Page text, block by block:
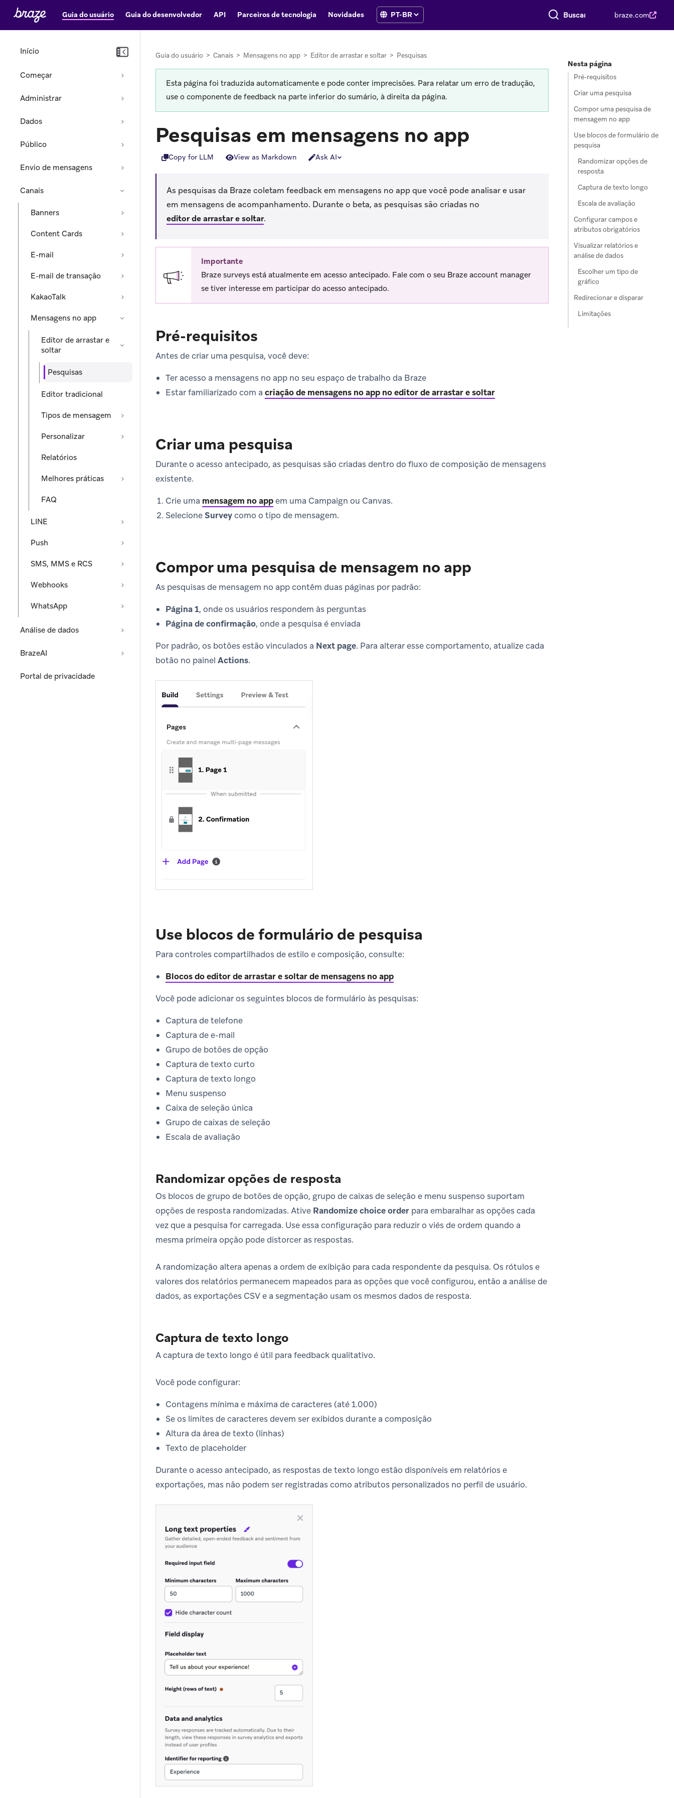
Guia do usuário Guia do desenvolvedor API Parceiros de tecnologia Novidades Buscar tudo braze.com
Início
Começar
Administrar
Dados
Público
Envio de mensagens
Canais
Banners
Content Cards
E-mail
E-mail de transação
KakaoTalk
Mensagens no app
Editor de arrastar e
soltar
Pesquisas
Editor tradicional
Tipos de mensagem
Personalizar
Relatórios
Melhores práticas
FAQ
LINE
Push
SMS, MMS e RCS
Webhooks
WhatsApp
Análise de dados
BrazeAI
Portal de privacidade
Guia do usuário > Canais > Mensagens no app > Editor de arrastar e soltar > Pesquisas
Esta página foi traduzida automaticamente e pode conter imprecisões. Para relatar um erro de tradução,
use o componente de feedback na parte inferior do sumário, à direita da página.
Pesquisas em mensagens no app
Copy for LLM View as Markdown Ask AI
As pesquisas da Braze coletam feedback em mensagens no app que você pode analisar e usar
em mensagens de acompanhamento. Durante o beta, as pesquisas são criadas no
editor de arrastar e soltar.
Importante
Braze surveys está atualmente em acesso antecipado. Fale com o seu Braze account manager
se tiver interesse em participar do acesso antecipado.
Pré-requisitos
Antes de criar uma pesquisa, você deve:
Ter acesso a mensagens no app no seu espaço de trabalho da Braze
Estar familiarizado com a criação de mensagens no app no editor de arrastar e soltar
Criar uma pesquisa
Durante o acesso antecipado, as pesquisas são criadas dentro do fluxo de composição de mensagens
existente.
Crie uma mensagem no appem uma Campaign ou Canvas.
SelecioneSurveycomo o tipo de mensagem.
Compor uma pesquisa de mensagem no app
As pesquisas de mensagem no app contêm duas páginas por padrão:
Página 1, onde os usuários respondem às perguntas
Página de confirmação, onde a pesquisa é enviada
Por padrão, os botões estão vinculados a Next page. Para alterar esse comportamento, atualize cada
botão no painel Actions.
Use blocos de formulário de pesquisa
Para controles compartilhados de estilo e composição, consulte:
Blocos do editor de arrastar e soltar de mensagens no app
Você pode adicionar os seguintes blocos de formulário às pesquisas:
Captura de telefone
Captura de e-mail
Grupo de botões de opção
Captura de texto curto
Captura de texto longo
Menu suspenso
Caixa de seleção única
Grupo de caixas de seleção
Escala de avaliação
Randomizar opções de resposta
Os blocos de grupo de botões de opção, grupo de caixas de seleção e menu suspenso suportam
opções de resposta randomizadas. Ative Randomize choice order para embaralhar as opções cada
vez que a pesquisa for carregada. Use essa configuração para reduzir o viés de ordem quando a
mesma primeira opção pode distorcer as respostas.
A randomização altera apenas a ordem de exibição para cada respondente da pesquisa. Os rótulos e
valores dos relatórios permanecem mapeados para as opções que você configurou, então a análise de
dados, as exportações CSV e a segmentação usam os mesmos dados de resposta.
Captura de texto longo
A captura de texto longo é útil para feedback qualitativo.
Você pode configurar:
Contagens mínima e máxima de caracteres (até 1.000)
Se os limites de caracteres devem ser exibidos durante a composição
Altura da área de texto (linhas)
Texto de placeholder
Durante o acesso antecipado, as respostas de texto longo estão disponíveis em relatórios e
exportações, mas não podem ser registradas como atributos personalizados no perfil de usuário.
Nesta página
Pré-requisitos
Criar uma pesquisa
Compor uma pesquisa de
mensagem no app
Use blocos de formulário de
pesquisa
Randomizar opções de
resposta
Captura de texto longo
Escala de avaliação
Configurar campos e
atributos obrigatórios
Visualizar relatórios e
análise de dados
Escolher um tipo de
gráfico
Redirecionar e disparar
Limitações